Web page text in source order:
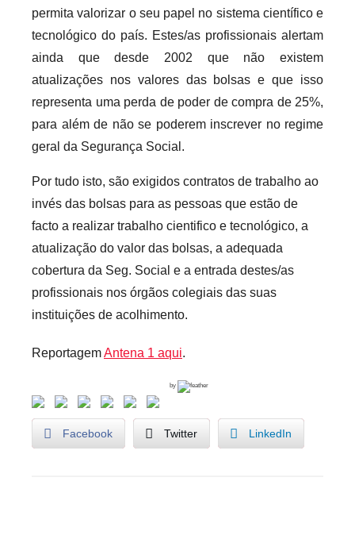
x
i
v
permita valorizar o seu papel no sistema científico e
tecnológico do país. Estes/as profissionais alertam
ainda que desde 2002 que não existem
atualizações nos valores das bolsas e que isso
representa uma perda de poder de compra de 25%,
para além de não se poderem inscrever no regime
geral da Segurança Social.
Por tudo isto, são exigidos contratos de trabalho ao
invés das bolsas para as pessoas que estão de
facto a realizar trabalho cientifico e tecnológico, a
atualização do valor das bolsas, a adequada
cobertura da Seg. Social e a entrada destes/as
profissionais nos órgãos colegiais das suas
instituições de acolhimento.
ReportagemAntena 1 aqui.
by
Facebook Twitter LinkedIn